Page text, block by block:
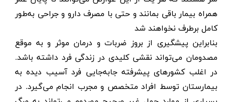
همراه بیمار باقی بمانند و حتی با مصرف دارو و جراحی به‌طور
کامل برطرف نخواهند شد
بنابراین پیشگیری از بروز ضربات و درمان موثر و به موقع
مصدومان می‌تواند نقشی کلیدی در زندگی فرد داشته باشد.
در اغلب کشورهای پیشرفته جابه‌جایی فرد آسیب دیده به
بیمارستان توسط افراد متخصص و مجرب انجام می‌گیرد. در